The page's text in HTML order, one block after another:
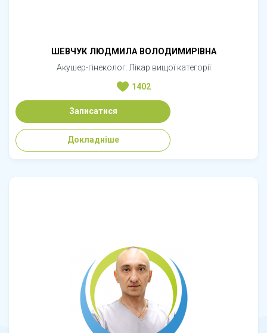
ШЕВЧУК ЛЮДМИЛА ВОЛОДИМИРІВНА
Акушер-гінеколог. Лікар вищої категорії
1402
Записатися
Докладніше